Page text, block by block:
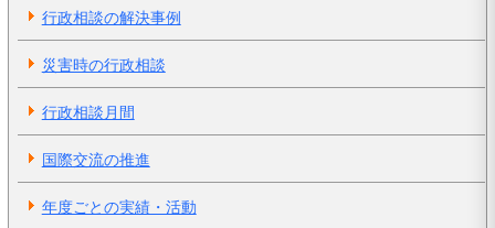
行政相談の解決事例
災害時の行政相談
行政相談月間
国際交流の推進
年度ごとの実績・活動